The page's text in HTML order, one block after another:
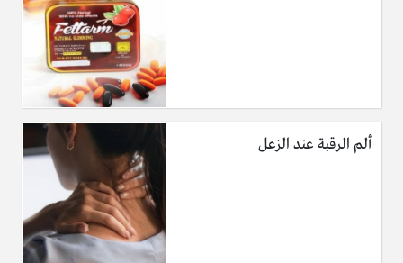
ألم الرقبة عند الزعل